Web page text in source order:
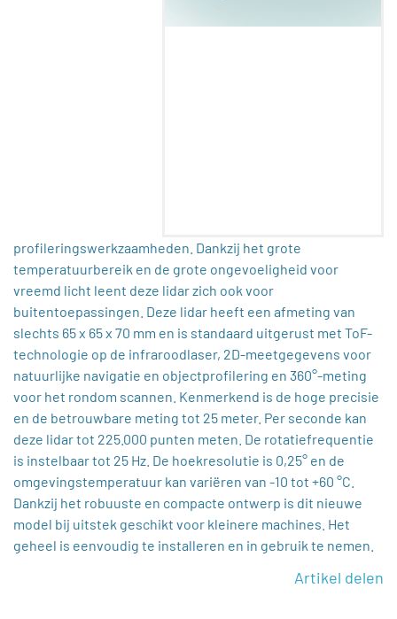
profileringswerkzaamheden. Dankzij het grote
temperatuurbereik en de grote ongevoeligheid voor
vreemd licht leent deze lidar zich ook voor
buitentoepassingen. Deze lidar heeft een afmeting van
slechts 65 x 65 x 70 mm en is standaard uitgerust met ToF-
technologie op de infraroodlaser, 2D-meetgegevens voor
natuurlijke navigatie en objectprofilering en 360°-meting
voor het rondom scannen. Kenmerkend is de hoge precisie
en de betrouwbare meting tot 25 meter. Per seconde kan
deze lidar tot 225.000 punten meten. De rotatiefrequentie
is instelbaar tot 25 Hz. De hoekresolutie is 0,25° en de
omgevingstemperatuur kan variëren van -10 tot +60 °C.
Dankzij het robuuste en compacte ontwerp is dit nieuwe
model bij uitstek geschikt voor kleinere machines. Het
geheel is eenvoudig te installeren en in gebruik te nemen.
Artikel delen